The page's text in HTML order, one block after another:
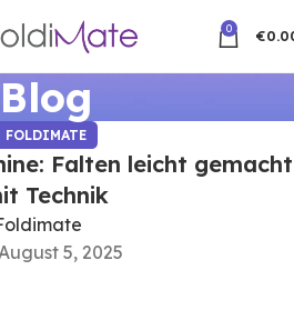
0 €
Blog
FOLDIMATE
Falten leicht gemacht
Technik
5, 2025